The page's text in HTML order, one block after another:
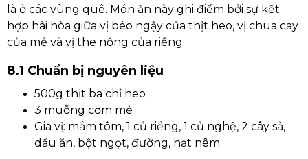
là ở các vùng quê. Món ăn này ghi điểm bởi sự kết
hợp hài hòa giữa vị béo ngậy của thịt heo, vị chua cay
của mẻ và vị the nồng của riềng.
8.1 Chuẩn bị nguyên liệu
500g thịt ba chỉ heo
3 muỗng cơm mẻ
Gia vị: mắm tôm, 1 củ riềng, 1 củ nghệ, 2 cây sả,
dầu ăn, bột ngọt, đường, hạt nêm.